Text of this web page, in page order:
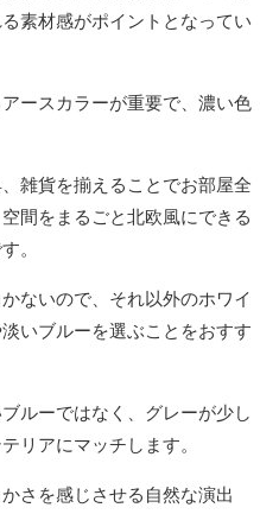
素材感がポイントとなってい
ースカラーが重要で、濃い色
雑貨を揃えることでお部屋全
間をまるごと北欧風にできる
。
ないので、それ以外のホワイ
いブルーを選ぶことをおすす
ルーではなく、グレーが少し
リアにマッチします。
さを感じさせる自然な演出